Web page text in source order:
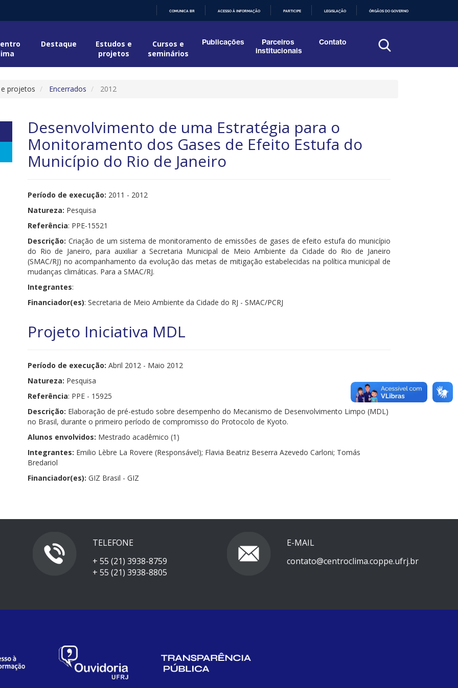
CONTEÚDO
COMUNICA BR ACESSO À INFORMAÇÃO PARTICIPE LEGISLAÇÃO ÓRGÃOS DO GOVERNO
Destaque
Estudos e
projetos
Cursos e
seminários
Publicações
Parceiros
institucionais
Contato
projetos Encerrados 2012
Desenvolvimento de uma Estratégia para o
Monitoramento dos Gases de Efeito Estufa do
Município do Rio de Janeiro
Período de execução: 2011 - 2012
Natureza: Pesquisa
Referência: PPE-15521
Descrição: Criação de um sistema de monitoramento de emissões de gases de efeito estufa do município
do Rio de Janeiro, para auxiliar a Secretaria Municipal de Meio Ambiente da Cidade do Rio de Janeiro
(SMAC/RJ) no acompanhamento da evolução das metas de mitigação estabelecidas na política municipal de
mudanças climáticas. Para a SMAC/RJ.
Integrantes:
Financiador(es): Secretaria de Meio Ambiente da Cidade do RJ - SMAC/PCRJ
Projeto Iniciativa MDL
Período de execução: Abril 2012 - Maio 2012
Natureza: Pesquisa
Referência: PPE - 15925
Descrição: Elaboração de pré-estudo sobre desempenho do Mecanismo de Desenvolvimento Limpo (MDL)
no Brasil, durante o primeiro período de compromisso do Protocolo de Kyoto.
Alunos envolvidos: Mestrado acadêmico (1)
Integrantes: Emilio Lèbre La Rovere (Responsável); Flavia Beatriz Beserra Azevedo Carloni; Tomás
Bredariol
Financiador(es): GIZ Brasil - GIZ
TELEFONE
+ 55 (21) 3938-8759
+ 55 (21) 3938-8805
E-MAIL
contato@centroclima.coppe.ufrj.br